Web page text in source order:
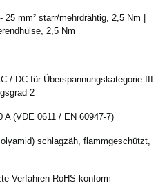
mm² starr/mehrdrähtig, 2,5 Nm |
2,5 Nm
/ DC für Überspannungskategorie III
2
A (VDE 0611 / EN 60947-7)
schlagzäh, flammgeschützt,
Verfahren RoHS-konform